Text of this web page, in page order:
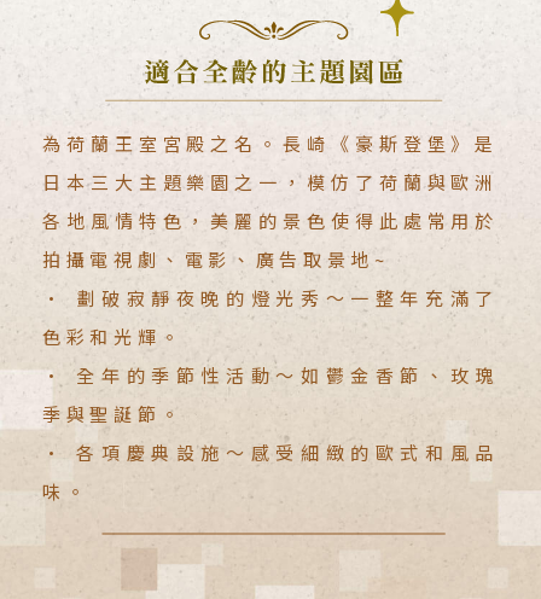
為荷蘭王室宮殿之名。長崎《豪斯登堡》是
日本三大主題樂園之一，模仿了荷蘭與歐洲
各地風情特色，美麗的景色使得此處常用於
拍攝電視劇、電影、廣告取景地~
• 劃破寂靜夜晚的燈光秀～一整年充滿了
色彩和光輝。
• 全年的季節性活動～如鬱金香節、玫瑰
季與聖誕節。
• 各項慶典設施～感受細緻的歐式和風品
味。